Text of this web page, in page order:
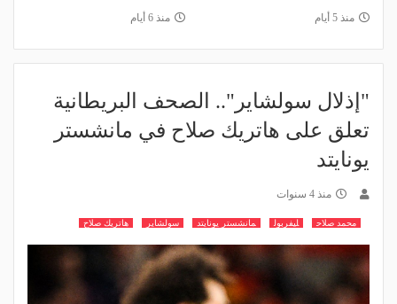
منذ 5 أيام منذ 6 أيام
"إذلال سولشاير".. الصحف البريطانية
تعلق على هاتريك صلاح في مانشستر
يونايتد
منذ 4 سنوات
محمد صلاح ليفربول مانشستر يونايتد سولشاير هاتريك صلاح